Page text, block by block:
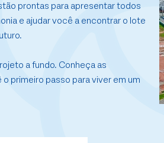
prontas para apresentar todos
e ajudar você a encontrar o lote
a fundo. Conheça as
primeiro passo para viver em um